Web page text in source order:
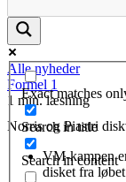
Exact matches
Search in title
Search in content
Alle nyheder
Formel 1
1 min. læsning
Norris og Piastri
VM-kampen
disket fra